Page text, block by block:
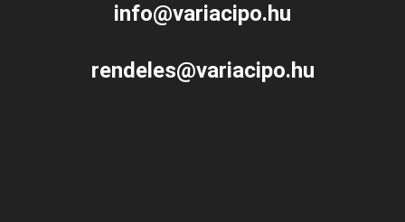
info@variacipo.hu
rendeles@variacipo.hu